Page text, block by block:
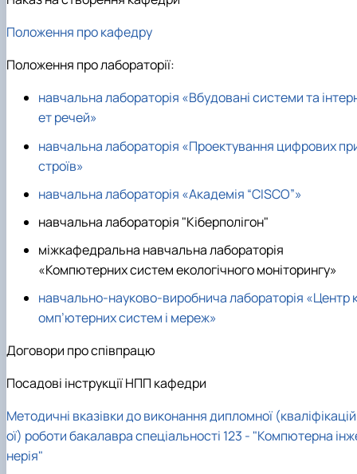
Положення про кафедру
Положення про лабораторії:
навчальна лабораторія «Вбудовані системи та
ет речей»
навчальна лабораторія «Проектування цифрових
строїв»
навчальна лабораторія «Академія “CISCO”»
навчальна лабораторія "Кіберполігон"
міжкафедральна навчальна лабораторія
«Компютерних систем екологічного моніторингу»
навчально-науково-виробнича лабораторія «Центр
омп’ютерних систем і мереж»
Договори про співпрацю
Посадові інструкції НПП кафедри
Методичні вказівки до виконання дипломної
ої) роботи бакалавра спеціальності 123 - "Компютерна
нерія"